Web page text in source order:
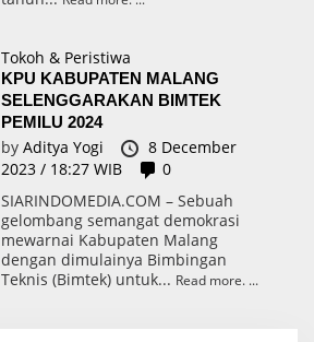
Tokoh & Peristiwa
KPU KABUPATEN MALANG
SELENGGARAKAN BIMTEK
PEMILU 2024
by Aditya Yogi
8 December
2023 / 18:27 WIB
0
SIARINDOMEDIA.COM – Sebuah
gelombang semangat demokrasi
mewarnai Kabupaten Malang
dengan dimulainya Bimbingan
Teknis (Bimtek) untuk... Read more.